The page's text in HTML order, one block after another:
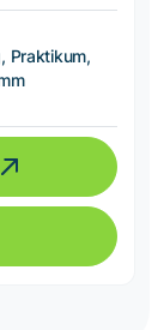
Praktikum,